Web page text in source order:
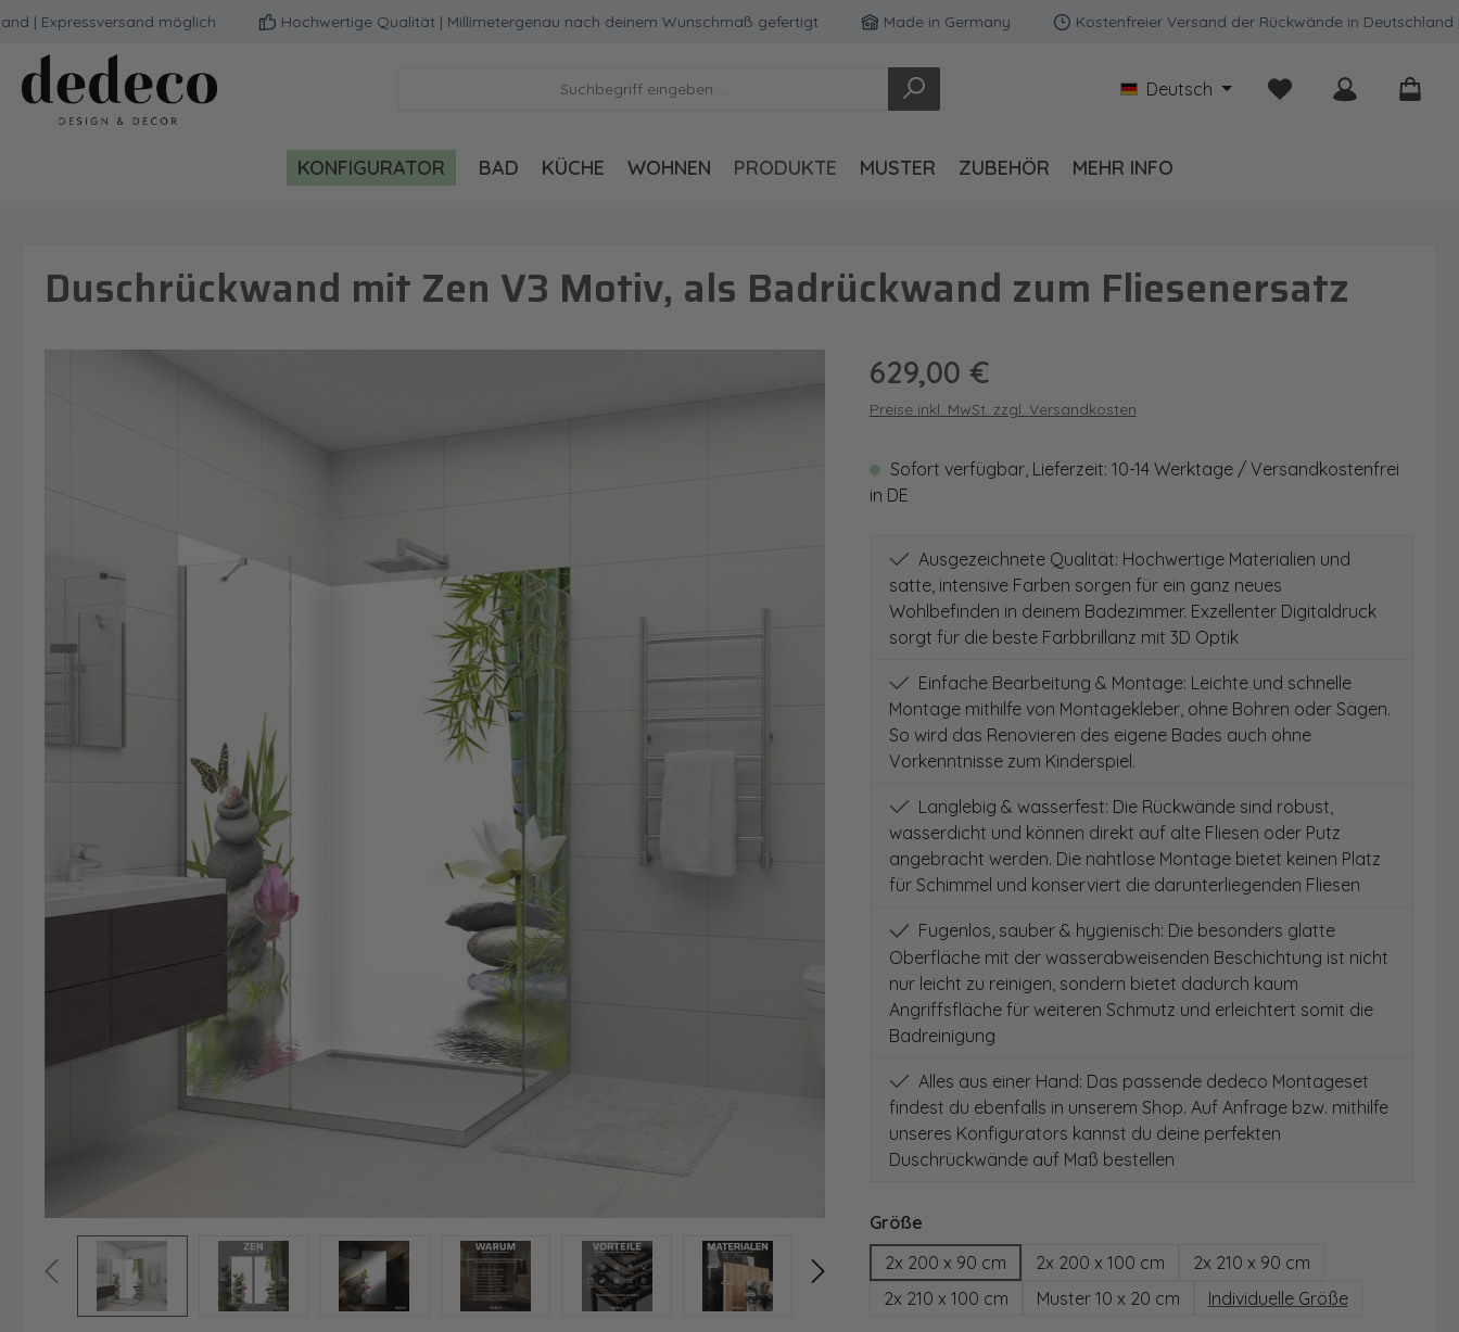
Hauptinhalt springen
Zur Suche springen
Zur Hauptnavigation springen
möglich Hochwertige Qualität | Millimetergenau nach deinem Wunschmaß gefertigt Made in Germany Kostenfreier Versand der Rückwände in Deutschland |
Deutsch Du hast 0 Produkte
KONFIGURATOR BAD KÜCHE WOHNEN PRODUKTE MUSTER ZUBEHÖR MEHR INFO
Duschrückwand mit Zen V3 Motiv, als Badrückwand zum Fliesenersatz
Regulärer Preis:
629,00 €
Preise inkl. MwSt. zzgl. Versandkosten
Sofort verfügbar, Lieferzeit: 10-14 Werktage / Versandkostenfrei
in DE
Ausgezeichnete Qualität: Hochwertige Materialien und
satte, intensive Farben sorgen für ein ganz neues
Wohlbefinden in deinem Badezimmer. Exzellenter Digitaldruck
sorgt für die beste Farbbrillanz mit 3D Optik
Einfache Bearbeitung & Montage: Leichte und schnelle
Montage mithilfe von Montagekleber, ohne Bohren oder Sägen.
So wird das Renovieren des eigene Bades auch ohne
Vorkenntnisse zum Kinderspiel.
Langlebig & wasserfest: Die Rückwände sind robust,
wasserdicht und können direkt auf alte Fliesen oder Putz
angebracht werden. Die nahtlose Montage bietet keinen Platz
für Schimmel und konserviert die darunterliegenden Fliesen
Fugenlos, sauber & hygienisch: Die besonders glatte
Oberfläche mit der wasserabweisenden Beschichtung ist nicht
nur leicht zu reinigen, sondern bietet dadurch kaum
Angriffsfläche für weiteren Schmutz und erleichtert somit die
Badreinigung
Alles aus einer Hand: Das passende dedeco Montageset
findest du ebenfalls in unserem Shop. Auf Anfrage bzw. mithilfe
unseres Konfigurators kannst du deine perfekten
Duschrückwände auf Maß bestellen
Größeauswählen
2x 200 x 90 cm
2x 200 x 100 cm
2x 210 x 90 cm
2x 210 x 100 cm
Muster 10 x 20 cm Individuelle Größe